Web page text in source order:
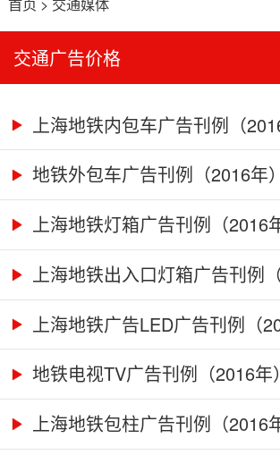
交通广告价格
上海地铁内包车广告刊例（
地铁外包车广告刊例（2016年）
上海地铁灯箱广告刊例（2016年
上海地铁出入口灯箱广告刊例
上海地铁广告LED广告刊例（
地铁电视TV广告刊例（2016年）
上海地铁包柱广告刊例（2016年